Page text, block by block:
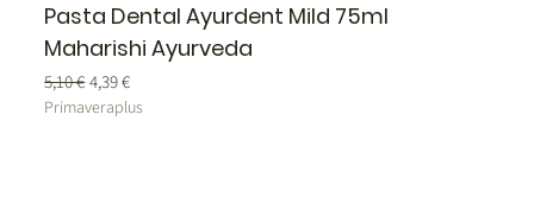
Pasta Dental Ayurdent Mild 75ml
Maharishi Ayurveda
Precio
5,10 €Precio de oferta
4,39 €
Primaveraplus